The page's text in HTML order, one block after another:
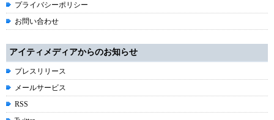
プライバシーポリシー
お問い合わせ
アイティメディアからのお知らせ
プレスリリース
メールサービス
RSS